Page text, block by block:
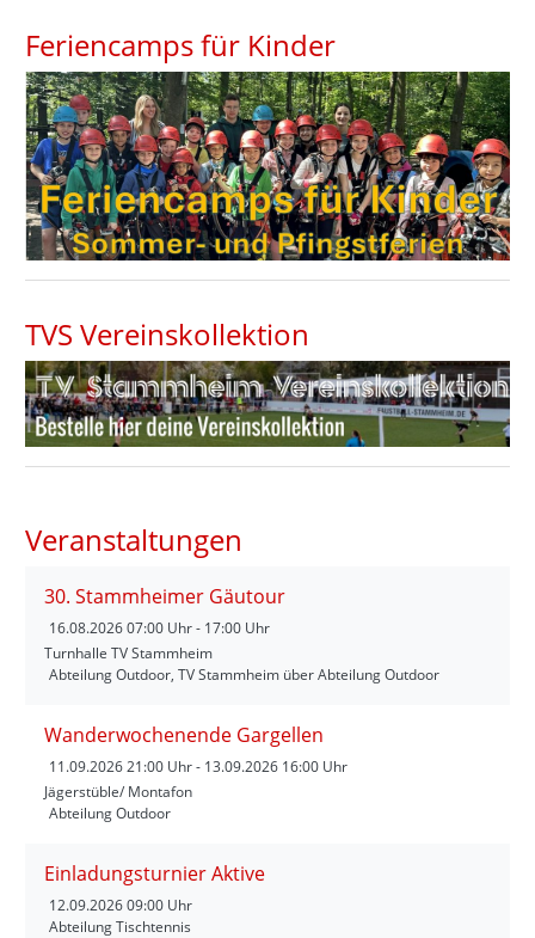
Feriencamps für Kinder
TVS Vereinskollektion
Veranstaltungen
30. Stammheimer Gäutour
16.08.202607:00 Uhr - 17:00 Uhr
Turnhalle TV Stammheim
Abteilung Outdoor, TV Stammheim über Abteilung Outdoor
Wanderwochenende Gargellen
11.09.202621:00 Uhr - 13.09.2026 16:00 Uhr
Jägerstüble/ Montafon
Abteilung Outdoor
Einladungsturnier Aktive
12.09.202609:00 Uhr
Abteilung Tischtennis